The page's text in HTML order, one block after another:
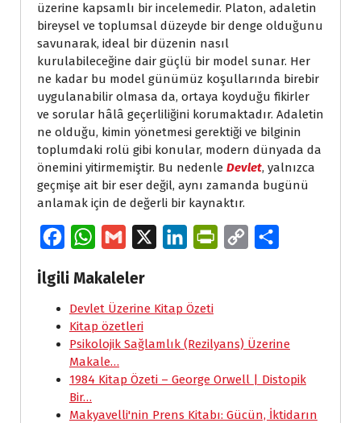
üzerine kapsamlı bir incelemedir. Platon, adaletin
bireysel ve toplumsal düzeyde bir denge olduğunu
savunarak, ideal bir düzenin nasıl
kurulabileceğine dair güçlü bir model sunar. Her
ne kadar bu model günümüz koşullarında birebir
uygulanabilir olmasa da, ortaya koyduğu fikirler
ve sorular hâlâ geçerliliğini korumaktadır. Adaletin
ne olduğu, kimin yönetmesi gerektiği ve bilginin
toplumdaki rolü gibi konular, modern dünyada da
önemini yitirmemiştir. Bu nedenle Devlet, yalnızca
geçmişe ait bir eser değil, aynı zamanda bugünü
anlamak için de değerli bir kaynaktır.
c
e
b
o
o
k
W
a
t
s
A
p
a
i
l
k
I
r
n
İlgili Makaleler
Devlet Üzerine Kitap Özeti
Kitap özetleri
Psikolojik Sağlamlık (Rezilyans) Üzerine
Makale…
1984 Kitap Özeti – George Orwell | Distopik
Bir…
Makyavelli'nin Prens Kitabı: Gücün, İktidarın